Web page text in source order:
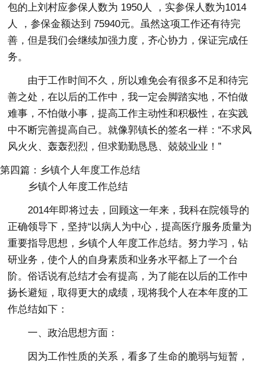
包的上刘村应参保人数为 1950人 ，实参保人数为1014
人 ，参保金额达到 75940元。虽然这项工作还有待完
善，但是我们会继续加强力度，齐心协力，保证完成任
务。
由于工作时间不久，所以难免会有很多不足和待完
善之处，在以后的工作中，我一定会脚踏实地，不怕做
难事，不怕做小事，提高工作主动性和积极性，在实践
中不断完善提高自己。就像郭镇长的签名一样：“不求风
风火火、轰轰烈烈，但求勤勤恳恳、兢兢业业！”
第四篇：乡镇个人年度工作总结
乡镇个人年度工作总结
2014年即将过去，回顾这一年来，我科在院领导的
正确领导下，坚持“以病人为中心，提高医疗服务质量为
重要指导思想，乡镇个人年度工作总结。努力学习，钻
研业务，使个人的自身素质和业务水平都上了一个台
阶。俗话说有总结才会有提高，为了能在以后的工作中
扬长避短，取得更大的成绩，现将我个人在本年度的工
作总结如下：
一、政治思想方面：
因为工作性质的关系，看多了生命的脆弱与短暂，